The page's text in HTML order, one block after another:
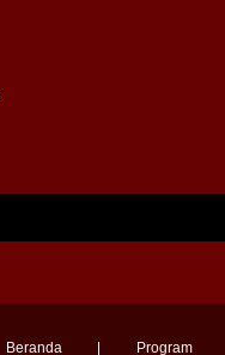
Beranda Program